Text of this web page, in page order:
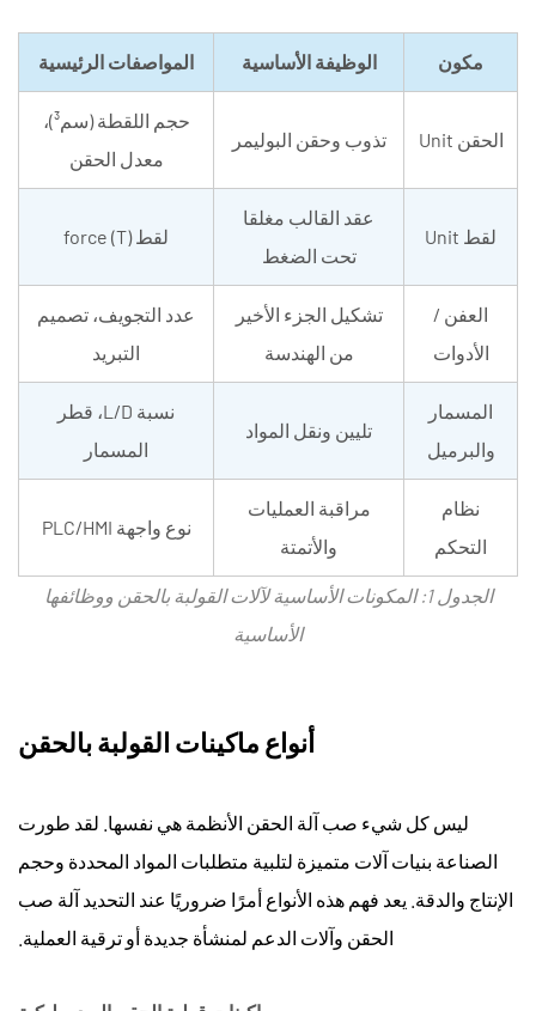
لتطبيقك
6.1
الخطوة
1:
تحديد
متطلبات
قوة
6.2
الخطوة
2:
تحديد
حجم
اللقطة
وسعة
الحقن
6.3
الخطوة
3:
الخطوة
4:
الجدول 1: المكونات الأساسية لآلات القولبة بالحقن ووظائفها
الأساسية
مكون الوظيفة الأساسية المواصفات الرئيسية
الحقن Unit تذوب وحقن البوليمر
حجم اللقطة (سم³)،
معدل الحقن
لقط Unit
عقد القالب مغلقا
تحت الضغط
لقط force (T)
العفن /
الأدوات
تشكيل الجزء الأخير
من الهندسة
عدد التجويف، تصميم
التبريد
المسمار
والبرميل
تليين ونقل المواد
نسبة L/D، قطر
المسمار
نظام
التحكم
مراقبة العمليات
والأتمتة
نوع واجهة PLC/HMI
أنواع ماكينات القولبة بالحقن
ليس كل شيء صب آلة الحقن الأنظمة هي نفسها. لقد طورت
الصناعة بنيات آلات متميزة لتلبية متطلبات المواد المحددة وحجم
الإنتاج والدقة. يعد فهم هذه الأنواع أمرًا ضروريًا عند التحديد آلة صب
الحقن وآلات الدعم لمنشأة جديدة أو ترقية العملية.